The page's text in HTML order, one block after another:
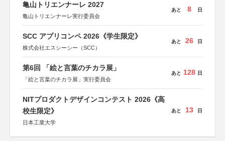
亀山トリエンナーレ 2027
亀山トリエンナーレ実行委員会
あと 8 日
SCC アプリコンペ 2026《学生限定》
株式会社エスシーシー（SCC）
あと 26 日
第6回 「絵と言葉のチカラ展」
「絵と言葉のチカラ展」実行委員会
あと 128 日
NITプロダクトデザインコンテスト 2026《高
校生限定》
日本工業大学
あと 13 日